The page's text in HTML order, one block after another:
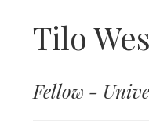
Tilo
Fellow -